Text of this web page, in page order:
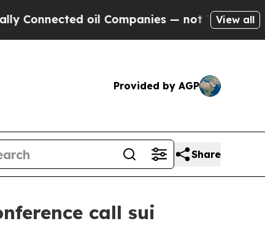
oil Companies — not Taxpayers — the
View all
Provided by AGP
Share
call sui